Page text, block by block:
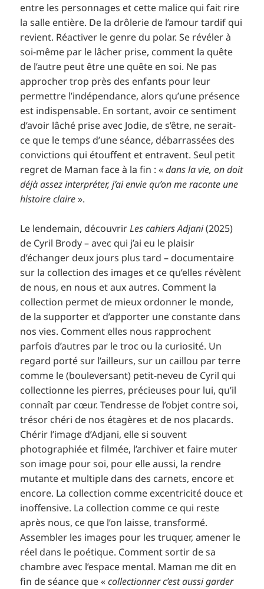
entre les personnages et cette malice qui fait rire
la salle entière. De la drôlerie de l’amour tardif qui
revient. Réactiver le genre du polar. Se révéler à
soi-même par le lâcher prise, comment la quête
de l’autre peut être une quête en soi. Ne pas
approcher trop près des enfants pour leur
permettre l’indépendance, alors qu’une présence
est indispensable. En sortant, avoir ce sentiment
d’avoir lâché prise avec Jodie, de s’être, ne serait-
ce que le temps d’une séance, débarrassées des
convictions qui étouffent et entravent. Seul petit
regret de Maman face à la fin : «dans la vie, on doit
déjà assez interpréter, j’ai envie qu’on me raconte une
histoire claire».
Le lendemain, découvrirLes cahiers Adjani(2025)
de Cyril Brody – avec qui j’ai eu le plaisir
d’échanger deux jours plus tard – documentaire
sur la collection des images et ce qu’elles révèlent
de nous, en nous et aux autres. Comment la
collection permet de mieux ordonner le monde,
de la supporter et d’apporter une constante dans
nos vies. Comment elles nous rapprochent
parfois d’autres par le troc ou la curiosité. Un
regard porté sur l’ailleurs, sur un caillou par terre
comme le (bouleversant) petit-neveu de Cyril qui
collectionne les pierres, précieuses pour lui, qu’il
connaît par cœur. Tendresse de l’objet contre soi,
trésor chéri de nos étagères et de nos placards.
Chérir l’image d’Adjani, elle si souvent
photographiée et filmée, l’archiver et faire muter
son image pour soi, pour elle aussi, la rendre
mutante et multiple dans des carnets, encore et
encore. La collection comme excentricité douce et
inoffensive. La collection comme ce qui reste
après nous, ce que l’on laisse, transformé.
Assembler les images pour les truquer, amener le
réel dans le poétique. Comment sortir de sa
chambre avec l’espace mental. Maman me dit en
fin de séance que «collectionner c’est aussi garder